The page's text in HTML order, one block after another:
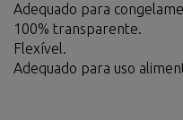
Adequado para
100% transparente.
Flexível.
Adequado para uso